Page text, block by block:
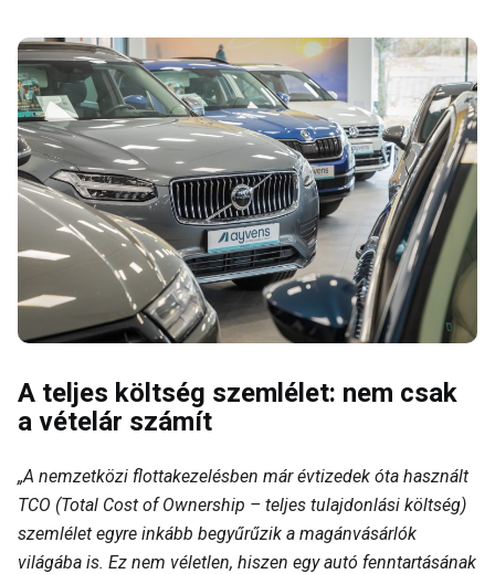
A teljes költség szemlélet: nem csak
a vételár számít
„A nemzetközi flottakezelésben már évtizedek óta használt
TCO (Total Cost of Ownership – teljes tulajdonlási költség)
szemlélet egyre inkább begyűrűzik a magánvásárlók
világába is. Ez nem véletlen, hiszen egy autó fenntartásának